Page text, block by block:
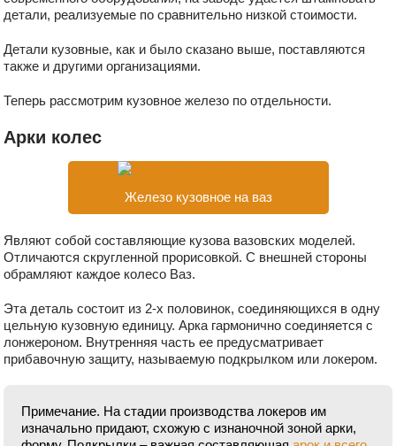
детали, реализуемые по сравнительно низкой стоимости.
Детали кузовные, как и было сказано выше, поставляются
также и другими организациями.
Теперь рассмотрим кузовное железо по отдельности.
Арки колес
Железо кузовное на ваз
Являют собой составляющие кузова вазовских моделей.
Отличаются скругленной прорисовкой. С внешней стороны
обрамляют каждое колесо Ваз.
Эта деталь состоит из 2-х половинок, соединяющихся в одну
цельную кузовную единицу. Арка гармонично соединяется с
лонжероном. Внутренняя часть ее предусматривает
прибавочную защиту, называемую подкрылком или локером.
Примечание. На стадии производства локеров им
изначально придают, схожую с изнаночной зоной арки,